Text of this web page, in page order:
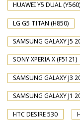
HUAWEI Y5 DUAL (Y560)
LG G5 TITAN (H850)
SAMSUNG GALAXY J5
SONY XPERIA X (F5121)
SAMSUNG GALAXY J3
SAMSUNG GALAXY J1
HTC DESIRE 530